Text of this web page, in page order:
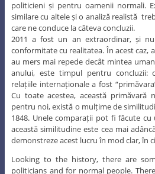
politicieni și pentru oamenii normali.
similare cu altele și o analiză realistă
care ne conduce la câteva concluzii.
2011 a fost un an extraordinar, și
conformitate cu realitatea. În acest caz,
au mers mai repede decât mintea
anului, este timpul pentru
relațiile internaționale a fost
Cu toate acestea, această
pentru noi, există o mulțime de
1848. Unele comparații pot fi făcute
această similitudine este cea mai
demonstreze acest lucru în mod clar, în
Looking to the history, there are
politicians and for normal people.